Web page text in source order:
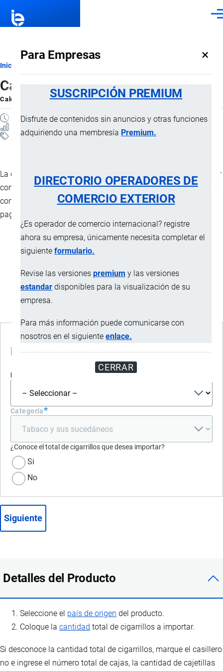
Para Empresas ×
SUSCRIPCIÓN PREMIUM
Disfrute de contenidos sin anuncios y otras funciones
adquiriendo una membresía Premium.
DIRECTORIO OPERADORES DE
COMERCIO EXTERIOR
¿Es operador de comercio internacional? registre
ahora su empresa, únicamente necesita completar el
siguienteformulario.
Revise las versionespremium y las versiones
estandar disponibles para la visualización de su
empresa.
Para más información puede comunicarse con
nosotros en el siguienteenlace.
CERRAR
Ruta
de
navegación
Inicio
Calculadora Aduanera Cigarrillos
Calculadora porImportaciones …, 14 Septiembre, 2024
2 MINUTOS
Calculadoras
La calculadora aduanera le permite estimar valores a pagar por
concepto de tributos e impuestos gravados en laimportación
consumo de cigarrillos, tabaco y demás productos derivados,
pagaderos en Ecuador.
Detalles Producto
País de origen
Categoría
Condición
Unidades
¿Conoce el total de cigarrillos que desea importar?
Si
Si
No No
Detalles del Producto
Seleccione el país de origen del producto.
Coloque la cantidad total de cigarrillos a importar.
Si desconoce la cantidad total de cigarrillos, marque el casillero
no e ingrese el número total de cajas, la cantidad de cajetillas